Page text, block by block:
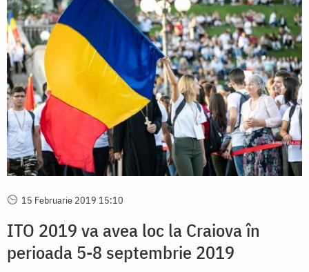
15 Februarie 2019 15:10
ITO 2019 va avea loc la Craiova în
perioada 5-8 septembrie 2019